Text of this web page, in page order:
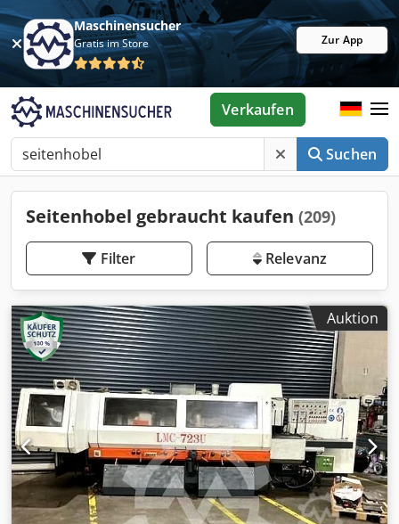
Maschinensucher
Gratis im Store Zur App
Suchen
Verkaufen
Seitenhobel gebraucht kaufen (209)
Filter Relevanz
Auktion